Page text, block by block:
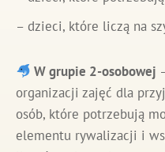
– dzieci, które liczą na
W grupie 2-osobowej
organizacji zajęć dla
osób, które potrzebują
elementu rywalizacji i